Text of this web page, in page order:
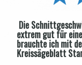
Die
extrem gut für
brauchte ich mit
Kreissägeblatt